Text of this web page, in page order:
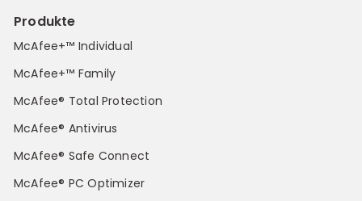
Produkte
McAfee+™ Individual
McAfee+™ Family
McAfee® Total Protection
McAfee® Antivirus
McAfee® Safe Connect
McAfee® PC Optimizer